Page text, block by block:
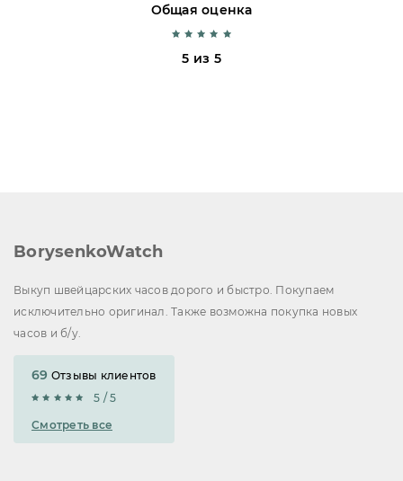
Общая оценка
5 из 5
BorysenkoWatch
Выкуп швейцарских часов дорого и быстро. Покупаем
исключительно оригинал. Также возможна покупка новых
часов и б/у.
69 Отзывы клиентов
5 / 5
Смотреть все